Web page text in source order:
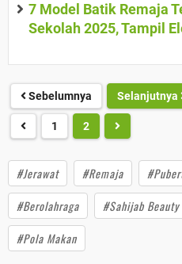
7 Model Batik Remaja
Sekolah 2025, Tampil
Sebelumnya Selanjutnya
1 2
#Jerawat #Remaja
#Berolahraga
#Sahijab Beauty
#Pola Makan